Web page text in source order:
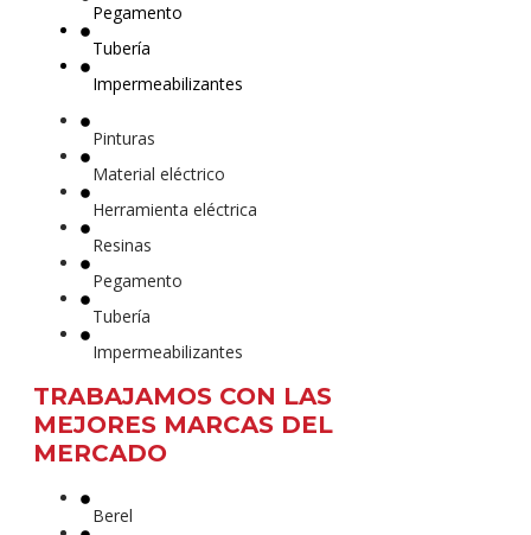
Pegamento
Tubería
Impermeabilizantes
Pinturas
Material eléctrico
Herramienta eléctrica
Resinas
Pegamento
Tubería
Impermeabilizantes
TRABAJAMOS CON LAS
MEJORES MARCAS DEL
MERCADO
Berel